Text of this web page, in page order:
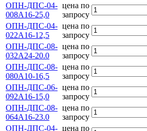
ОПН-ДПС-04-
008А16-25,0
цена по
запросу
ОПН-ДПС-04-
022А16-12,5
цена по
запросу
ОПН-ДПС-08-
032А24-20.0
цена по
запросу
ОПН-ДПС-08-
080А10-16,5
цена по
запросу
ОПН-ДПС-06-
092А16-15,0
цена по
запросу
ОПН-ДПС-08-
064А16-23.0
цена по
запросу
ОПН-ДПС-04- цена по